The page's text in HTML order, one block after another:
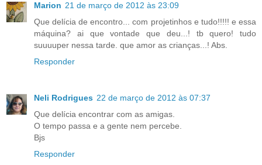
Marion 21 de março de 2012 às 23:09
Que delícia de encontro... com projetinhos e tudo!!!!! e essa
máquina? ai que vontade que deu...! tb quero! tudo
suuuuper nessa tarde. que amor as crianças...! Abs.
Responder
Neli Rodrigues 22 de março de 2012 às 07:37
Que delícia encontrar com as amigas.
O tempo passa e a gente nem percebe.
Bjs
Responder